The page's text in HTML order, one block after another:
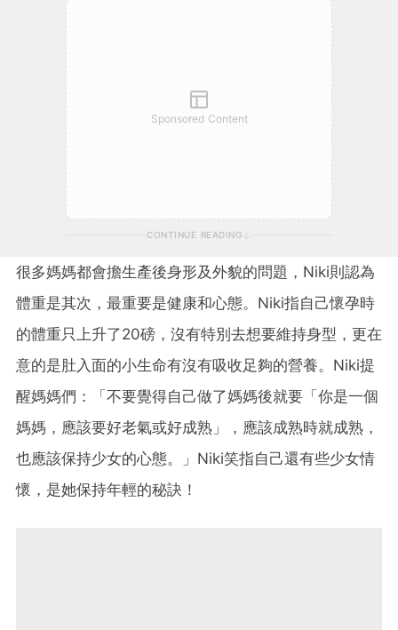
Sponsored Content
CONTINUE READING
很多媽媽都會擔生產後身形及外貌的問題，Niki則認為
體重是其次，最重要是健康和心態。Niki指自己懷孕時
的體重只上升了20磅，沒有特別去想要維持身型，更在
意的是肚入面的小生命有沒有吸收足夠的營養。Niki提
醒媽媽們：「不要覺得自己做了媽媽後就要「你是一個
媽媽，應該要好老氣或好成熟」，應該成熟時就成熟，
也應該保持少女的心態。」Niki笑指自己還有些少女情
懷，是她保持年輕的秘訣！